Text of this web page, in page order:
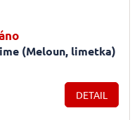
(Meloun, limetka)
DETAIL